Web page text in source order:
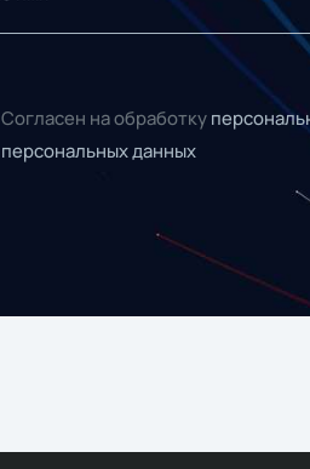
Согласен на обработку
персональных данных